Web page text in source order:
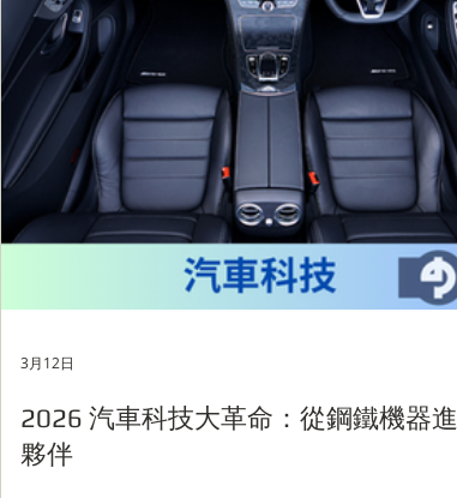
2026 汽車科技大革命：從鋼鐵機器進
夥伴
3月12日